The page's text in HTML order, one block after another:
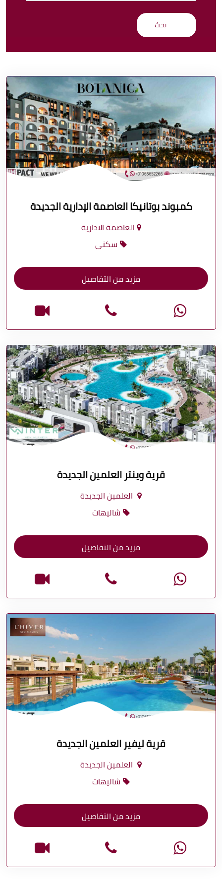
كمبوند بوتانيكا العاصمة الإدارية الجديدة
العاصمة الادارية
سكنى
مزيد من التفاصيل
قرية وينتر العلمين الجديدة
العلمين الجديدة
شاليهات
مزيد من التفاصيل
قرية ليفير العلمين الجديدة
العلمين الجديدة
شاليهات
مزيد من التفاصيل